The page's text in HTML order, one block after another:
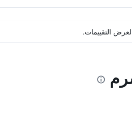
التقييمات.